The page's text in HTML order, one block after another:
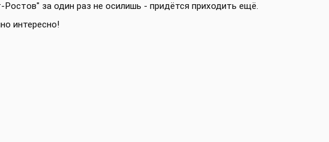
Ростов" за один раз не осилишь - придётся приходить ещё.
интересно!